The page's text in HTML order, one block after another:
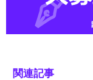
関連記事